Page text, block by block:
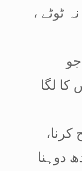
ٹوٹے ،
لگا
کرنا،
دوہنا